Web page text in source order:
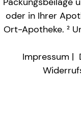
oder in Ihrer
Ort-Apotheke. ²
Impressum